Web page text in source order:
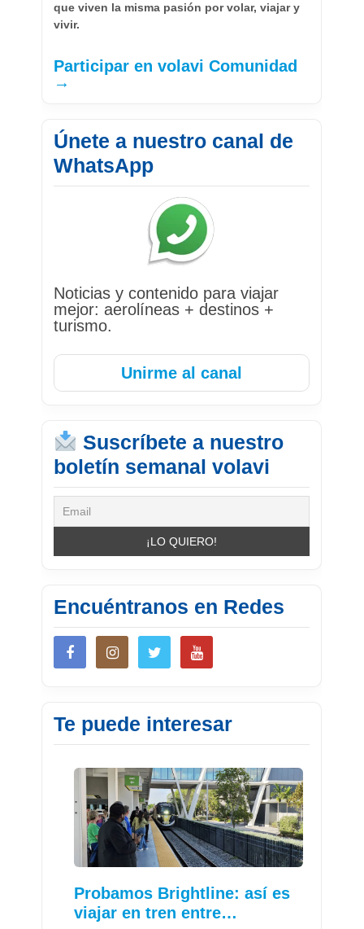
que viven la misma pasión por volar, viajar y
vivir.
Participar en volavi Comunidad
→
Únete a nuestro canal de
WhatsApp
Noticias y contenido para viajar
mejor: aerolíneas + destinos +
turismo.
Unirme al canal
Suscríbete a nuestro
boletín semanal volavi
Encuéntranos en Redes
Te puede interesar
Probamos Brightline: así es
viajar en tren entre…